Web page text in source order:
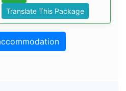
Translate This Package